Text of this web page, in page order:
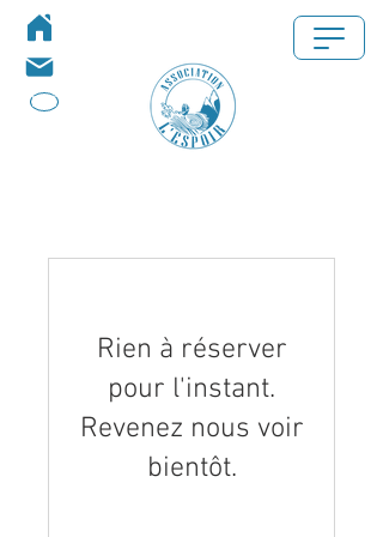
privé
Rien à réserver
pour l'instant.
Revenez nous voir
bientôt.